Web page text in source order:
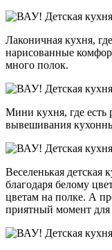
Лаконичная кухня,
нарисованные
много полок.
Мини кухня, где есть
вывешивания
Веселенькая детская
благодаря белому
цветам на полке. А
приятный момент для